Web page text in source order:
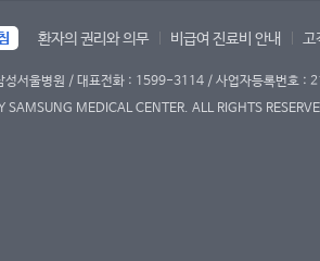
환자의 권리와 의무 비급여 진료비 안내 고
성서울병원 / 대표전화 : 1599-3114 / 사업자등록번호
MEDICAL CENTER. ALL RIGHTS